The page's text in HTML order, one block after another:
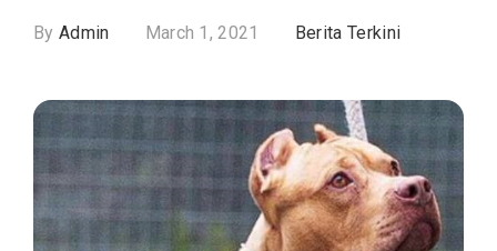
By Admin March 1, 2021 Berita Terkini